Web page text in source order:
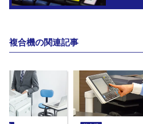
複合機の関連記事